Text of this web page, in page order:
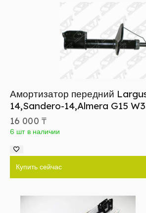
Амортизатор передний
14,Sandero-14,Almera G15
16 000 ₸
6 шт в наличии
Купить сейчас